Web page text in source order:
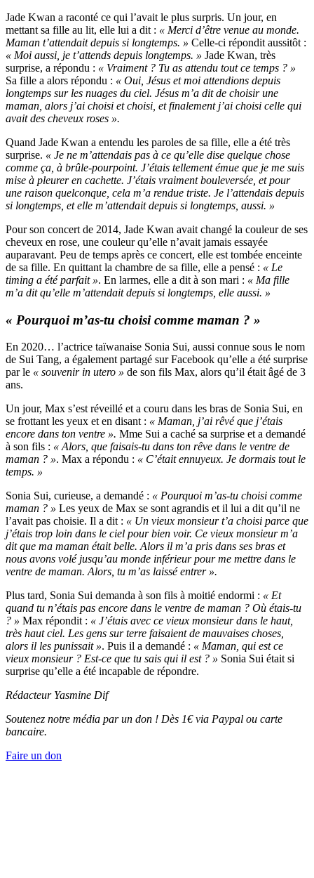
Jade Kwan a raconté ce qui l’avait le plus surpris. Un jour, en
mettant sa fille au lit, elle lui a dit : « Merci d’être venue au monde.
Maman t’attendait depuis si longtemps. » Celle-ci répondit aussitôt :
« Moi aussi, je t’attends depuis longtemps. » Jade Kwan, très
surprise, a répondu : « Vraiment ? Tu as attendu tout ce temps ? »
Sa fille a alors répondu : « Oui, Jésus et moi attendions depuis
longtemps sur les nuages du ciel. Jésus m’a dit de choisir une
maman, alors j’ai choisi et choisi, et finalement j’ai choisi celle qui
avait des cheveux roses ».
Quand Jade Kwan a entendu les paroles de sa fille, elle a été très
surprise. « Je ne m’attendais pas à ce qu’elle dise quelque chose
comme ça, à brûle-pourpoint. J’étais tellement émue que je me suis
mise à pleurer en cachette. J’étais vraiment bouleversée, et pour
une raison quelconque, cela m’a rendue triste. Je l’attendais depuis
si longtemps, et elle m’attendait depuis si longtemps, aussi. »
Pour son concert de 2014, Jade Kwan avait changé la couleur de ses
cheveux en rose, une couleur qu’elle n’avait jamais essayée
auparavant. Peu de temps après ce concert, elle est tombée enceinte
de sa fille. En quittant la chambre de sa fille, elle a pensé : « Le
timing a été parfait ». En larmes, elle a dit à son mari : « Ma fille
m’a dit qu’elle m’attendait depuis si longtemps, elle aussi. »
« Pourquoi m’as-tu choisi comme maman ? »
En 2020… l’actrice taïwanaise Sonia Sui, aussi connue sous le nom
de Sui Tang, a également partagé sur Facebook qu’elle a été surprise
par le « souvenir in utero » de son fils Max, alors qu’il était âgé de 3
ans.
Un jour, Max s’est réveillé et a couru dans les bras de Sonia Sui, en
se frottant les yeux et en disant : « Maman, j’ai rêvé que j’étais
encore dans ton ventre ». Mme Sui a caché sa surprise et a demandé
à son fils : « Alors, que faisais-tu dans ton rêve dans le ventre de
maman ? ». Max a répondu : « C’était ennuyeux. Je dormais tout le
temps. »
Sonia Sui, curieuse, a demandé : « Pourquoi m’as-tu choisi comme
maman ? » Les yeux de Max se sont agrandis et il lui a dit qu’il ne
l’avait pas choisie. Il a dit : « Un vieux monsieur t’a choisi parce que
j’étais trop loin dans le ciel pour bien voir. Ce vieux monsieur m’a
dit que ma maman était belle. Alors il m’a pris dans ses bras et
nous avons volé jusqu’au monde inférieur pour me mettre dans le
ventre de maman. Alors, tu m’as laissé entrer ».
Plus tard, Sonia Sui demanda à son fils à moitié endormi : « Et
quand tu n’étais pas encore dans le ventre de maman ? Où étais-tu
? » Max répondit : « J’étais avec ce vieux monsieurdans le haut,
très haut ciel. Les gens sur terre faisaient de mauvaises choses,
alors il les punissait ». Puis il a demandé : « Maman, qui est ce
vieux monsieur? Est-ce que tu sais qui il est ? » Sonia Sui était si
surprise qu’elle a été incapable de répondre.
Rédacteur Yasmine Dif
Soutenez notre média par un don ! Dès 1€ via Paypal ou carte
bancaire.
Faire un don